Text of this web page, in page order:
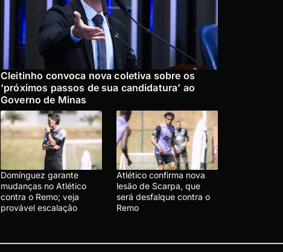
Cleitinho convoca nova coletiva sobre os
‘próximos passos de sua candidatura’ ao
Governo de Minas
Domínguez garante
mudanças no Atlético
contra o Remo; veja
provável escalação
Atlético confirma nova
lesão de Scarpa, que
será desfalque contra o
Remo